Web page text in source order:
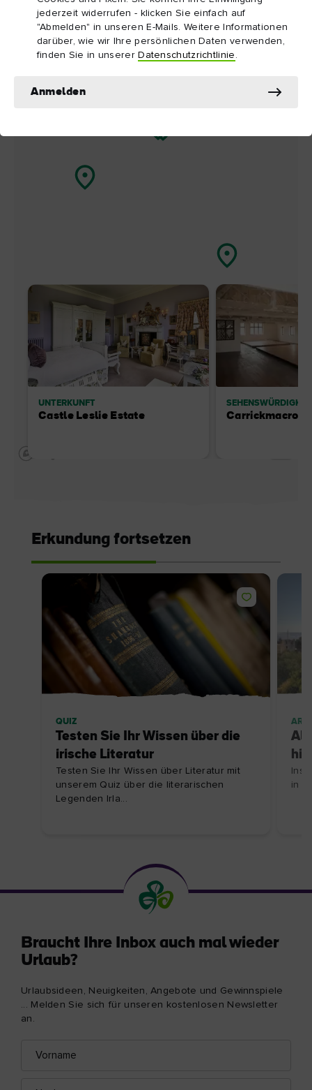
jederzeit widerrufen - klicken Sie einfach auf
"Abmelden" in unseren E-Mails. Weitere Informationen
darüber, wie wir Ihre persönlichen Daten verwenden,
finden Sie in unsererDatenschutzrichtlinie
Anmelden
Map View Card View
UNTERKUNFT
Castle Leslie Estate
Carrickmacross
Erkundung fortsetzen
QUIZ
Testen Sie Ihr Wissen über die
irische Literatur
Testen Sie Ihr Wissen über Literatur mit
unserem Quiz über die literarischen
Legenden Irla...
in
Braucht Ihre Inbox auch mal wieder
Urlaub?
Urlaubsideen, Neuigkeiten, Angebote und Gewinnspiele
... Melden Sie sich für unseren kostenlosen Newsletter
an.
Mail-